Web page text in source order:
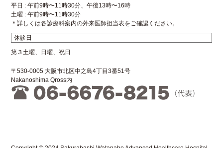
平日 : 午前9時〜11時30分、午後13時〜16時
土曜 : 午前9時〜11時30分
＊詳しくは各診療科案内の外来医師担当表をご確認ください。
休診日
第３土曜、日曜、祝日
〒530-0005 大阪市北区中之島4丁目3番51号
Nakanoshima Qross内